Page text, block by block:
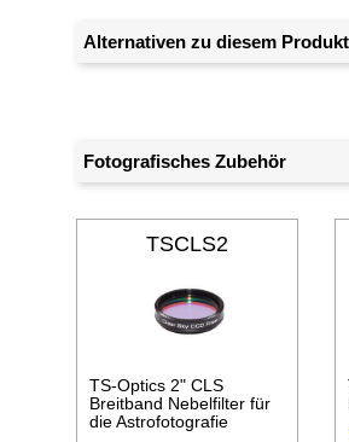
Alternativen zu diesem
Fotografisches Zubehör
TSCLS2
TS-Optics 2" CLS
Breitband Nebelfilter für
die Astrofotografie